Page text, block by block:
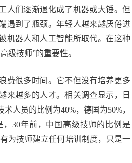
人们逐渐退化成了机器或大锤。但
遇到了瓶颈。年轻人越来越厌倦进
机器人和人工智能所取代。在这种
级技师”的重要性。
费很多时间。它不但没有培养更多
来越多的人才。相关调查显示，日
人员的比例为40%，德国为50%，
，30年前，中国高级技师的比例是
为技师建立任何培训制度，只是一